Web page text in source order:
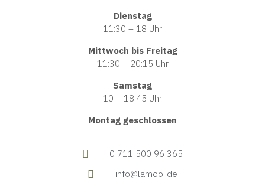
Dienstag
11:30 – 18 Uhr
Mittwoch bis Freitag
11:30 – 20:15 Uhr
Samstag
10 – 18:45 Uhr
Montag geschlossen
0 711 500 96 365
info@lamooi.de